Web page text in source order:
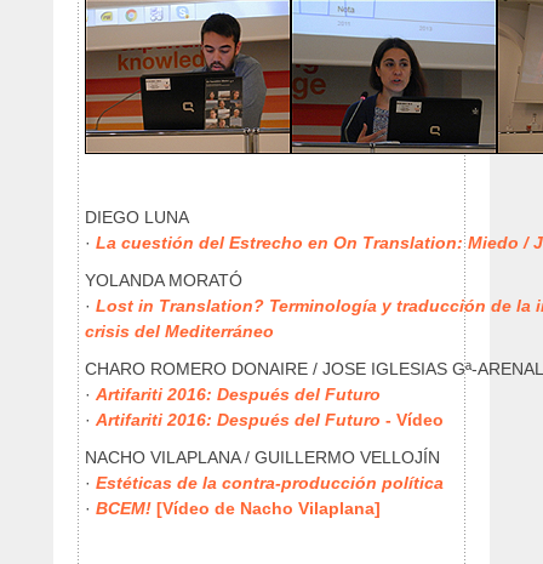
DIEGO LUNA
· La cuestión del Estrecho en On Translation: Miedo /
YOLANDA MORATÓ
· Lost in Translation? Terminología y traducción de
crisis del Mediterráneo
CHARO ROMERO DONAIRE / JOSE IGLESIAS Gª-ARENAL
· Artifariti 2016: Después del Futuro
· Artifariti 2016: Después del Futuro - Vídeo
NACHO VILAPLANA / GUILLERMO VELLOJÍN
· Estéticas de la contra-producción política
· BCEM! [Vídeo de Nacho Vilaplana]